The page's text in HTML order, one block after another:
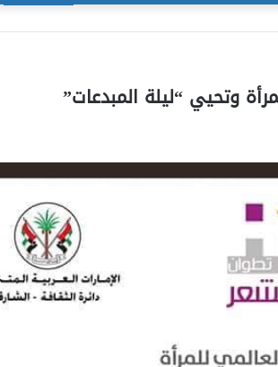
وتحيي “ليلة المبدعات”